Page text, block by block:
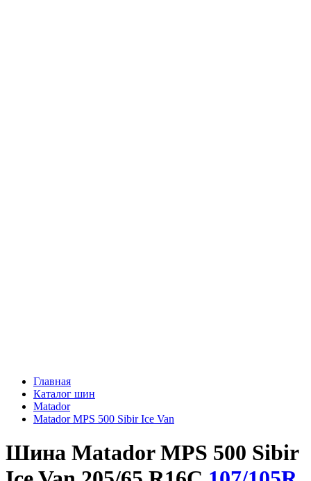
Главная
Каталог шин
Matador
Matador MPS 500 Sibir Ice Van
Шина Matador MPS 500 Sibir